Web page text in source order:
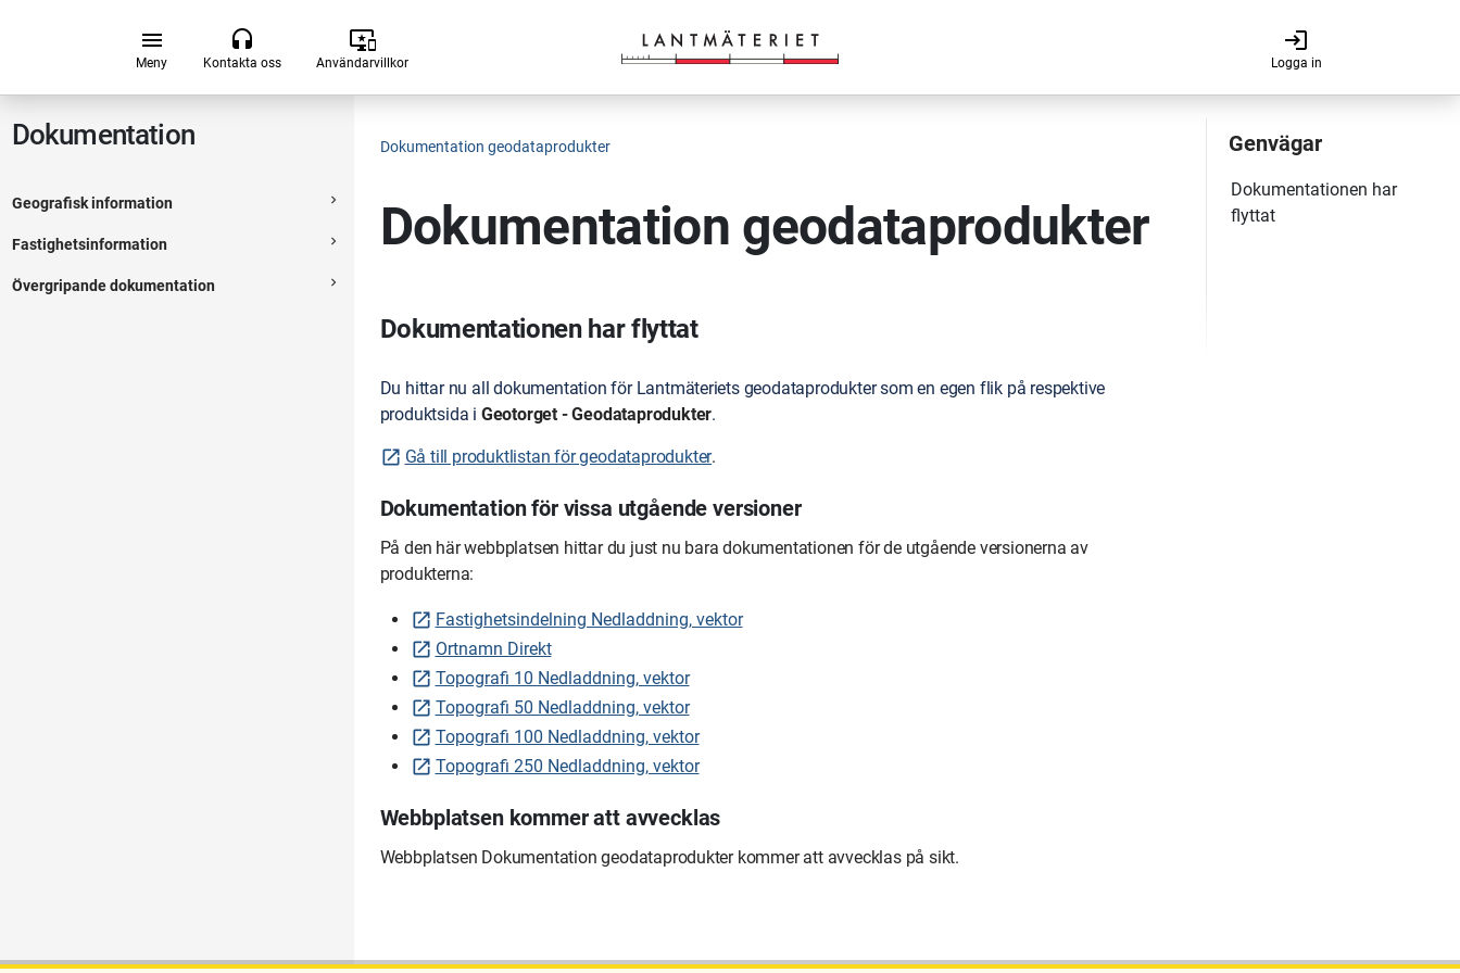
menu
Meny
headset
Kontakta oss
important_devices
Användarvillkor
login
Logga in
Dokumentation
Geografisk information Expanderbar sektion
navigate_next
Fastighetsinformation Expanderbar sektion
navigate_next
Övergripande dokumentation Expanderbar sektion
navigate_next
Dokumentation geodataprodukter
Dokumentation geodataprodukter
Dokumentationen har flyttat
Du hittar nu all dokumentation för Lantmäteriets geodataprodukter som en egen flik på respektive
produktsida i Geotorget - Geodataprodukter.
Gå till produktlistan för geodataprodukter.
Dokumentation för vissa utgående versioner
På den här webbplatsen hittar du just nu bara dokumentationen för de utgående versionerna av
produkterna:
Fastighetsindelning Nedladdning, vektor
Ortnamn Direkt
Topografi 10 Nedladdning, vektor
Topografi 50 Nedladdning, vektor
Topografi 100 Nedladdning, vektor
Topografi 250 Nedladdning, vektor
Webbplatsen kommer att avvecklas
Webbplatsen Dokumentation geodataprodukter kommer att avvecklas på sikt.